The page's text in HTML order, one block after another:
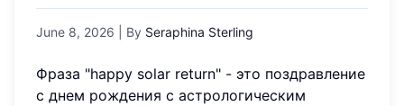
June 8, 2026 | By Seraphina Sterling
Фраза "happy solar return" - это поздравление
с днем рождения с астрологическим